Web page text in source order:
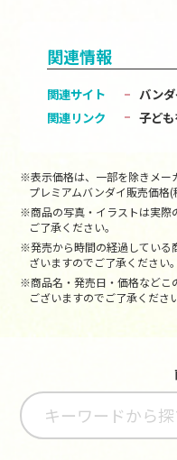
関連情報
関連サイト
バン
関連リンク
子ど
※表示価格は、一部を除きメー
プレミアムバンダイ販売価格(
※商品の写真・イラストは実際
ご了承ください。
※発売から時間の経過している
ざいますのでご了承ください。
※商品名・発売日・価格などこ
ございますのでご了承ください